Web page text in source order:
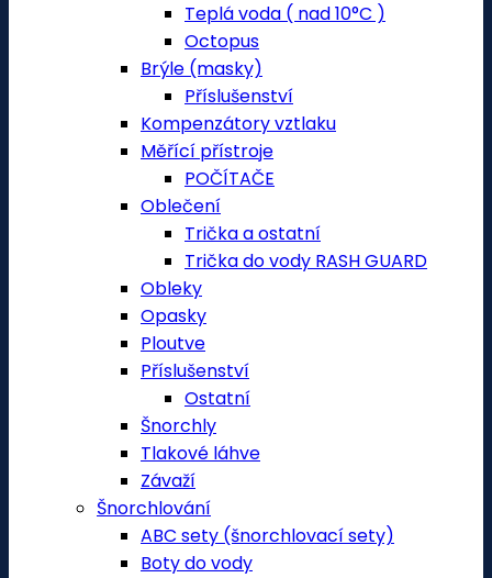
Teplá voda ( nad 10°C )
Octopus
Brýle (masky)
Příslušenství
Kompenzátory vztlaku
Měřící přístroje
POČÍTAČE
Oblečení
Trička a ostatní
Trička do vody RASH GUARD
Obleky
Opasky
Ploutve
Příslušenství
Ostatní
Šnorchly
Tlakové láhve
Závaží
Šnorchlování
ABC sety (šnorchlovací sety)
Boty do vody